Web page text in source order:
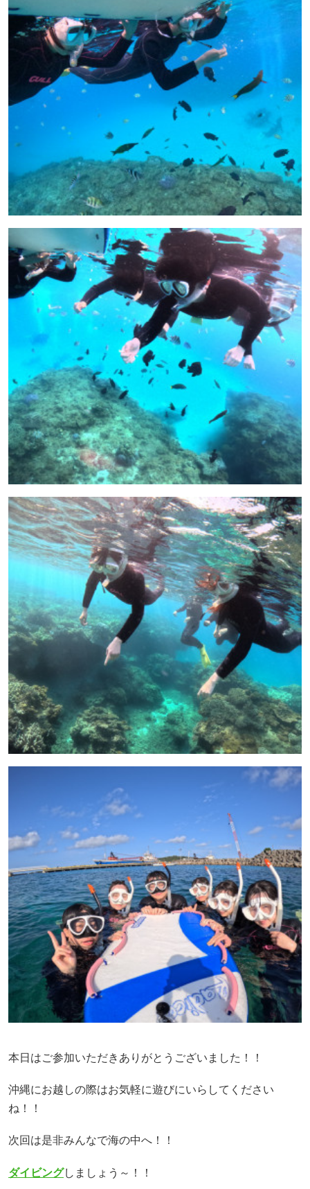
本日はご参加いただきありがとうございました！！
沖縄にお越しの際はお気軽に遊びにいらしてください
ね！！
次回は是非みんなで海の中へ！！
ダイビングしましょう～！！